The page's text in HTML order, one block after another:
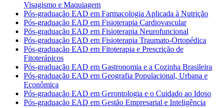
Visagismo e Maquiagem
Pós-graduação EAD em Farmacologia Aplicada à Nutrição
Pós-graduação EAD em Fisioterapia Cardiovascular
Pós-graduação EAD em Fisioterapia Neurofuncional
Pós-graduação EAD em Fisioterapia Traumato-Ortopédica
Pós-graduação EAD em Fitoterapia e Prescrição de
Fitoterápicos
Pós-graduação EAD em Gastronomia e a Cozinha Brasileira
Pós-graduação EAD em Geografia Populacional, Urbana e
Econômica
Pós-graduação EAD em Gerontologia e o Cuidado ao Idoso
Pós-graduação EAD em Gestão Empresarial e Inteligência